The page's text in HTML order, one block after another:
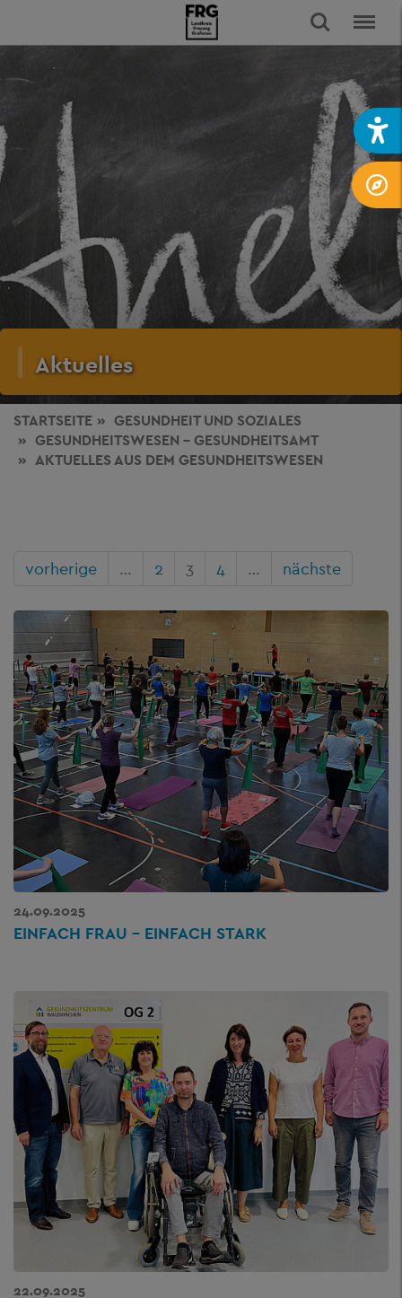
Aktuelles
STARTSEITE GESUNDHEITUND SOZIALES
GESUNDHEITSWESEN - GESUNDHEITSAMT
AKTUELLES AUS DEM GESUNDHEITSWESEN
vorherige … 2 3 4 … nächste
24.09.2025
EINFACH FRAU – EINFACH STARK
22.09.2025